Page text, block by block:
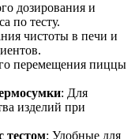
дозирования и
по тесту.
чистоты в печи и
перемещения пиццы
: Для
изделий при
тестом: Удобные для